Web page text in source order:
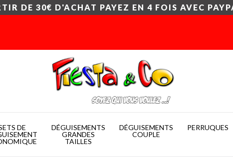
DE 30€ D'ACHAT PAYEZ EN 4 FOIS AVEC
DE
DÉGUISEMENTS
GRANDES
TAILLES
DÉGUISEMENTS
COUPLE
PERRUQUES